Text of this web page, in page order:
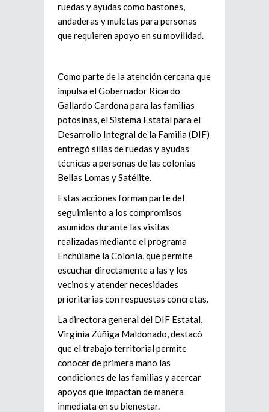
ruedas y ayudas como bastones,
andaderas y muletas para personas
que requieren apoyo en su movilidad.
Como parte de la atención cercana que
impulsa el Gobernador Ricardo
Gallardo Cardona para las familias
potosinas, el Sistema Estatal para el
Desarrollo Integral de la Familia (DIF)
entregó sillas de ruedas y ayudas
técnicas a personas de las colonias
Bellas Lomas y Satélite.
Estas acciones forman parte del
seguimiento a los compromisos
asumidos durante las visitas
realizadas mediante el programa
Enchúlame la Colonia, que permite
escuchar directamente a las y los
vecinos y atender necesidades
prioritarias con respuestas concretas.
La directora general del DIF Estatal,
Virginia Zúñiga Maldonado, destacó
que el trabajo territorial permite
conocer de primera mano las
condiciones de las familias y acercar
apoyos que impactan de manera
inmediata en su bienestar.